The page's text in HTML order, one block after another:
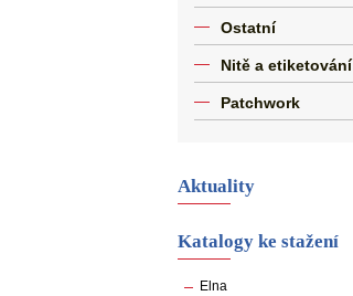
Ostatní
Nitě a etiketování
Patchwork
Aktuality
Katalogy ke stažení
Elna